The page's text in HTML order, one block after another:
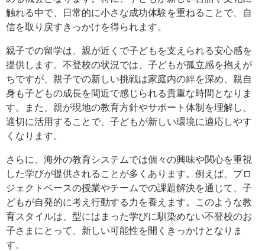
触れる中で、日常的に小さな成功体験を重ねることで、自
信を取り戻すきっかけを得られます。
親子での留学は、親が近くで子どもを支えられる安心感を
提供します。不登校の状況では、子どもが孤立感を抱えが
ちですが、親子での新しい挑戦は家庭内の絆を深め、親自
身も子どもの成長を間近で感じられる貴重な時間となりま
す。また、親が現地の教育方針やサポート体制を理解し、
適切に活用することで、子どもが新しい環境に適応しやす
くなります。
さらに、海外の教育システムでは個々の興味や関心を重視
した学びが提供されることが多くあります。例えば、プロ
ジェクトベースの授業やチームでの課題解決を通じて、子
どもが自発的に考え行動する力を養えます。このような教
育スタイルは、型にはまった学びに馴染めない不登校のお
子さまにとって、新しい可能性を開くきっかけとなりま
す。